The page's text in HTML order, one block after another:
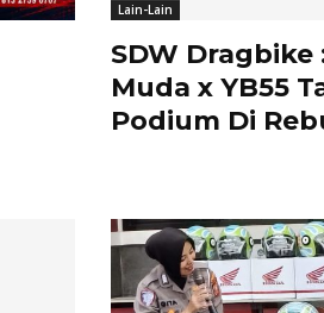
Lain-Lain
SDW Dragbike
Muda x YB55
Podium Di